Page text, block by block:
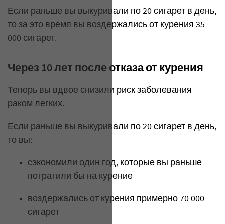
Если раньше вы выкуривали по 20 сигарет в день,
то за это время вы воздержались от курения 35
000 сигарет.
Через 10 лет после отказа от курения
Теперь вы вдвое снизили риск заболевания
раком легких.
Если раньше вы выкуривали по 20 сигарет в день,
то вы:
сэкономили один год, которые вы раньше
потратили бы на курение
воздержались от курения примерно 70 000
сигарет